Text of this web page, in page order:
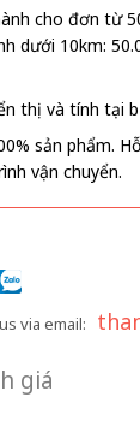
cho đơn từ
dưới 10km:
thị và tính tại
sản phẩm.
vận chuyển.
via email:
giá